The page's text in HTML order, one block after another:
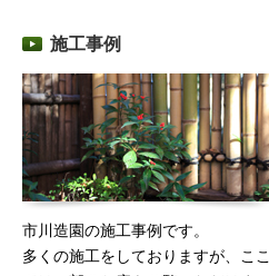
施工事例
市川造園の施工事例です。
多くの施工をしておりますが、ここ